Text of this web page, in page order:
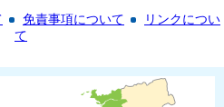
免責事項について
リンクについ
て